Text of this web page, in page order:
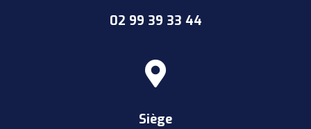
02 99 39 33 44

Siège